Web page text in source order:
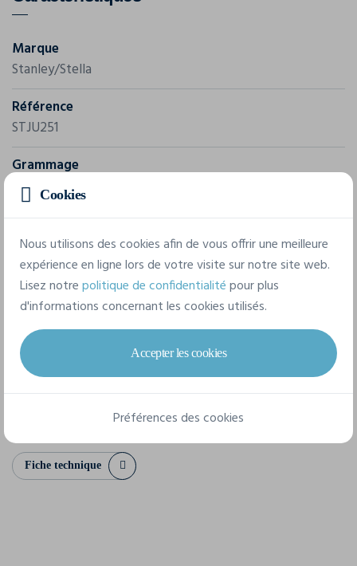
Marque
Stanley/Stella
Référence
STJU251
Grammage
240 g/m²
Composition
100% polyester recyclé
8 tailles disponibles
S M
Fiche technique
Cookies
Nous utilisons des cookies afin de vous offrir une meilleure
expérience en ligne lors de votre visite sur notre site web.
Lisez notrepolitique de confidentialitépour plus
d'informations concernant les cookies utilisés.
Accepter les cookies
Préférences des cookies